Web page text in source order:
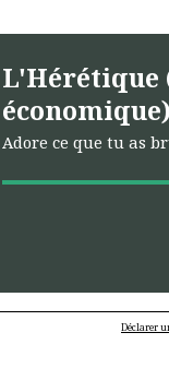
L'Hérétique
économique)
Adore ce que tu as
Déclarer